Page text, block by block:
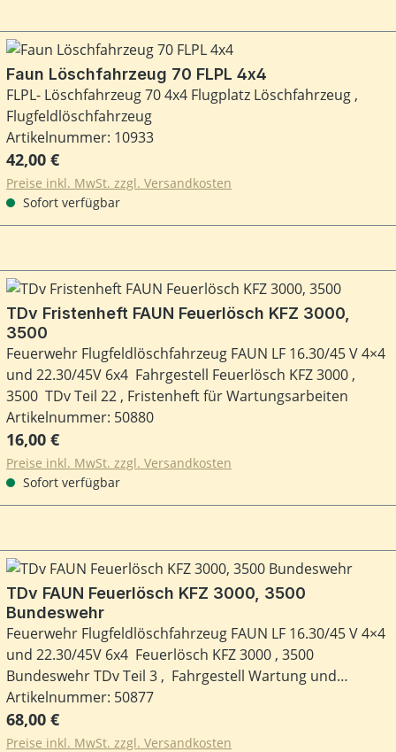
Faun Löschfahrzeug 70 FLPL 4x4
FLPL- Löschfahrzeug 70 4x4 Flugplatz Löschfahrzeug ,
Flugfeldlöschfahrzeug
Artikelnummer: 10933
Regulärer Preis:
42,00 €
Preise inkl. MwSt. zzgl. Versandkosten
Sofort verfügbar
TDv Fristenheft FAUN Feuerlösch KFZ 3000,
3500
Feuerwehr Flugfeldlöschfahrzeug FAUN LF 16.30/45 V 4×4
und 22.30/45V 6x4 Fahrgestell Feuerlösch KFZ 3000 ,
3500 TDv Teil 22 , Fristenheft für Wartungsarbeiten
Artikelnummer: 50880
Regulärer Preis:
16,00 €
Preise inkl. MwSt. zzgl. Versandkosten
Sofort verfügbar
TDv FAUN Feuerlösch KFZ 3000, 3500
Bundeswehr
Feuerwehr Flugfeldlöschfahrzeug FAUN LF 16.30/45 V 4×4
und 22.30/45V 6x4 Feuerlösch KFZ 3000 , 3500
Bundeswehr TDv Teil 3 , Fahrgestell Wartung und
Truppeninstandsetzung ( Wartungs- und leichte
Reparaturarbeiten )
Artikelnummer: 50877
Regulärer Preis:
68,00 €
Preise inkl. MwSt. zzgl. Versandkosten